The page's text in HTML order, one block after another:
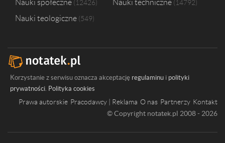
Nauki społeczne 12426 Nauki techniczne 14792
Nauki teologiczne 549
Korzystanie z serwisu oznacza akceptację regulaminu i polityki
prywatności. Polityka cookies
Prawa autorskie Pracodawcy | Reklama O nas Partnerzy Kontakt
© Copyright notatek.pl 2008 - 2026